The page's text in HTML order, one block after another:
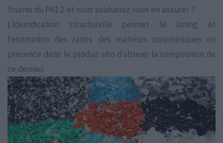
fournis du PA12 et vous souhaitez vous en assurer ?
L’identification structurelle permet le listing et
l’estimation des ratios des matrices polymériques en
présence dans le produit afin d’obtenir la composition de
ce dernier.